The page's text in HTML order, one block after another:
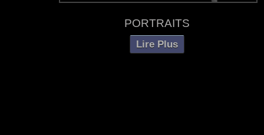
PORTRAITS
Lire Plus